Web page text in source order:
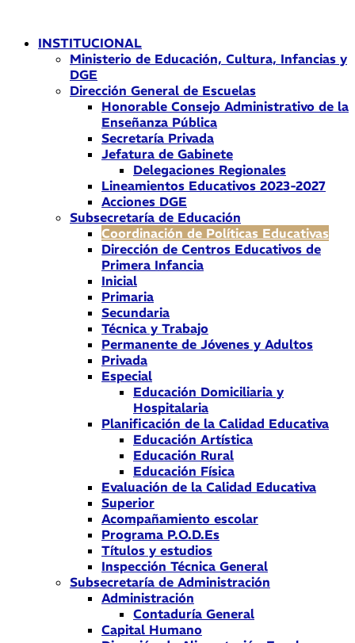
contenidoINSTITUCIONAL
Ministerio de Educación, Cultura, Infancias y
DGE
Dirección General de Escuelas
Honorable Consejo Administrativo de la
Enseñanza Pública
Secretaría Privada
Jefatura de Gabinete
Delegaciones Regionales
Lineamientos Educativos 2023-2027
Acciones DGE
Subsecretaría de Educación
Coordinación de Políticas Educativas
Dirección de Centros Educativos de
Primera Infancia
Inicial
Primaria
Secundaria
Técnica y Trabajo
Permanente de Jóvenes y Adultos
Privada
Especial
Educación Domiciliaria y
Hospitalaria
Planificación de la Calidad Educativa
Educación Artística
Educación Rural
Educación Física
Evaluación de la Calidad Educativa
Superior
Acompañamiento escolar
Programa P.O.D.Es
Títulos y estudios
Inspección Técnica General
Subsecretaría de Administración
Administración
Contaduría General
Capital Humano